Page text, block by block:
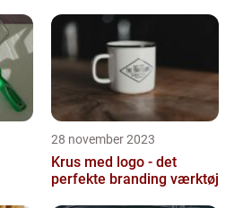
28 november 2023
Krus med logo - det
perfekte branding værktøj